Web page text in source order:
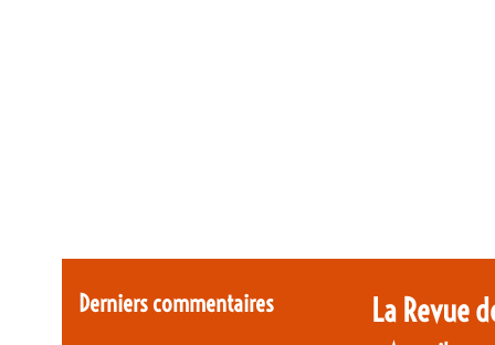
Derniers commentaires
La Revue